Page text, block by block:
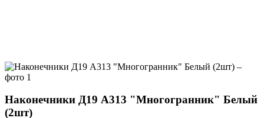
Наконечники Д19 А313 "Многогранник" Белый
(2шт)